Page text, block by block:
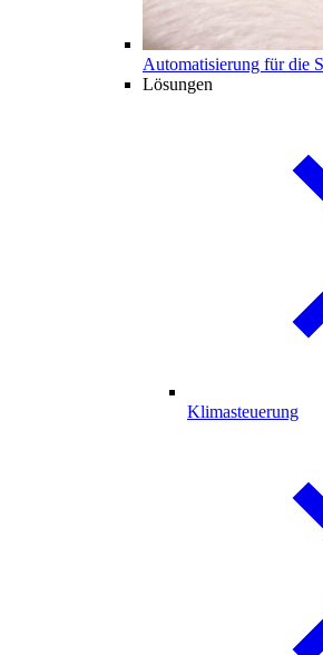
Automatisierung für die
Lösungen
Klimasteuerung